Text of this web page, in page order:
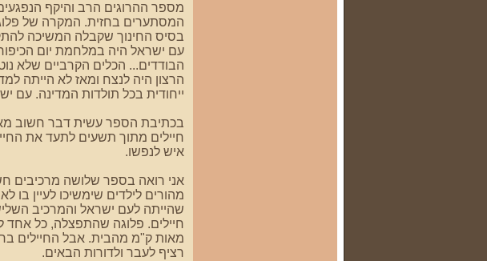
מספר ההרוגים הרב והיקף
המסתערים בחזית. המקרה של
בסיס החינוך שקבלה המשיכה
עם ישראל היה במלחמת יום
הבודדים... הכלים הקרביים שלא
הרצון היה לנצח ומאז לא הייתה
ייחודית בכל תולדות המדינה. עם
בכתיבת הספר עשית דבר חשוב
חיילים מתוך תשעים לתעד את
איש לנפשו.
אני רואה בספר שלושה מרכיבים
מהורים לילדים שימשיכו לעיין
שהייתה לעם ישראל והמרכיב
חיילים. פלוגה שהתפצלה, כל אחד
מאות ק"מ מהבית. אבל החיילים
רציף לעבר ולדורות הבאים.